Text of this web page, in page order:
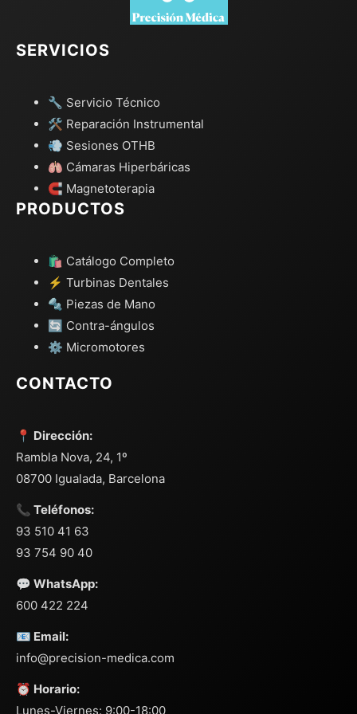
SERVICIOS
🔧 Servicio Técnico
🛠️ Reparación Instrumental
💨 Sesiones OTHB
🫁 Cámaras Hiperbáricas
🧲 Magnetoterapia
PRODUCTOS
🛍️ Catálogo Completo
⚡ Turbinas Dentales
🔩 Piezas de Mano
🔄 Contra-ángulos
⚙️ Micromotores
CONTACTO
📍 Dirección:
Rambla Nova, 24, 1º
08700 Igualada, Barcelona
📞 Teléfonos:
93 510 41 63
93 754 90 40
💬 WhatsApp:
600 422 224
📧 Email:
info@precision-medica.com
⏰ Horario:
Lunes-Viernes: 9:00-18:00